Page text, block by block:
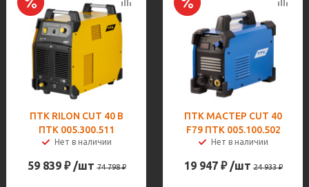
ПТК RILON CUT 40 B
ПТК 005.300.511
Нет в наличии
59 839₽ /шт 74 798₽
ПТК МАСТЕР CUT 40
F79 ПТК 005.100.502
Нет в наличии
19 947₽ /шт 24 933₽